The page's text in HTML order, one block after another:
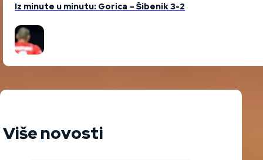
Iz minute u minutu: Gorica – Šibenik 3-2
Više novosti